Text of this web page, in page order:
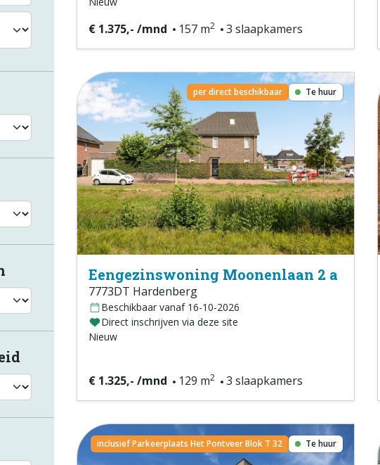
€ 1.375,- /mnd 157 m2 3 slaapkamers
per direct beschikbaar Te huur
Eengezinswoning Moonenlaan 2 a
7773DT Hardenberg
Beschikbaar vanaf 16-10-2026
Direct inschrijven via deze site
Nieuw
€ 1.325,- /mnd 129 m2 3 slaapkamers
inclusief Parkeerplaats Het Pontveer Blok T 32 Te huur